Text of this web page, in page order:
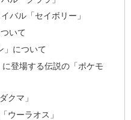
バル「セイボリー」
いて
」について
登場する伝説の「ポケモ
クマ」
ウーラオス」